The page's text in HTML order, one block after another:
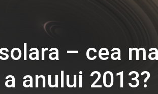
– cea
anului 2013?